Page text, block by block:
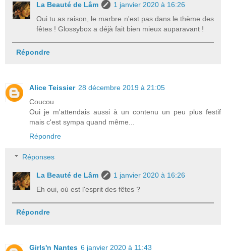
La Beauté de Lâm
1 janvier 2020 à 16:26
Oui tu as raison, le marbre n'est pas dans le thème des
fêtes ! Glossybox a déjà fait bien mieux auparavant !
Répondre
Alice Teissier 28 décembre 2019 à 21:05
Coucou
Oui je m'attendais aussi à un contenu un peu plus festif
mais c'est sympa quand même...
Répondre
Réponses
La Beauté de Lâm
1 janvier 2020 à 16:26
Eh oui, où est l'esprit des fêtes ?
Répondre
Girls'n Nantes 6 janvier 2020 à 11:43